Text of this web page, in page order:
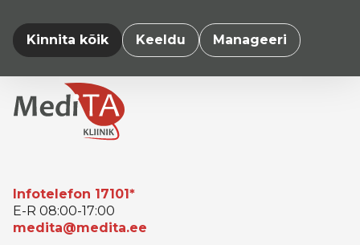
Kinnita kõik Keeldu Manageeri
Infotelefon 17101*
E-R 08:00-17:00
medita@medita.ee